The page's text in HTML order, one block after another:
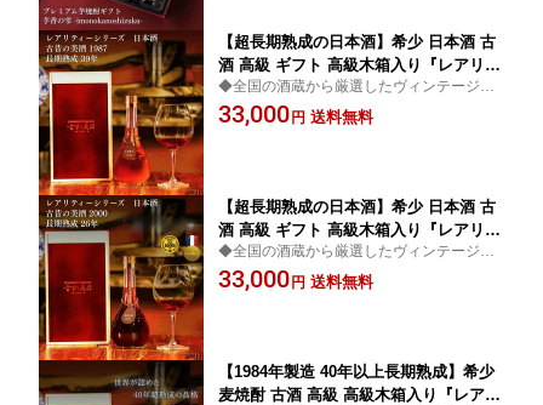
【超長期熟成の日本酒】希少 日本酒 古
酒 高級 ギフト 高級木箱入り『レアリテ
ィーシリーズ 古昔の美酒 1987』 / 父の
日 ギフト プレゼント 送料無料 お酒 長
◆全国の酒蔵から厳選したヴィンテージ古
酒ブランド◆高級 最高級 お酒 日本酒 ギフ
ト プレゼント お父さん 父 義父 お祝い 内祝
33,000 円 送料無料
【超長期熟成の日本酒】希少 日本酒 古
酒 高級 ギフト 高級木箱入り『レアリテ
ィーシリーズ 古昔の美酒 2000』 / 父の
日 ギフト プレゼント 送料無料 お酒 長
◆全国の酒蔵から厳選したヴィンテージ古
酒ブランド◆高級 最高級 お酒 日本酒 ギフ
ト プレゼント お父さん 父 義父 お祝い 内祝
33,000 円 送料無料
【1984年製造 40年以上長期熟成】希少
麦焼酎 古酒 高級 高級木箱入り『レアリ